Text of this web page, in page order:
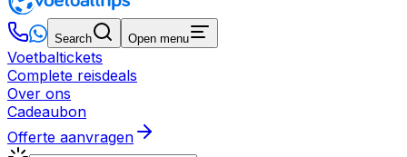
Search Open menu
Voetbaltickets
Complete reisdeals
Over ons
Cadeaubon
Offerte aanvragen